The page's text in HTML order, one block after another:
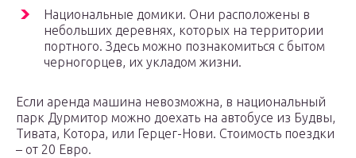
Национальные домики. Они расположены в
небольших деревнях, которых на территории
портного. Здесь можно познакомиться с бытом
черногорцев, их укладом жизни.
Если аренда машина невозможна, в национальный
парк Дурмитор можно доехать на автобусе из Будвы,
Тивата, Котора, или Герцег-Нови. Стоимость поездки
– от 20 Евро.